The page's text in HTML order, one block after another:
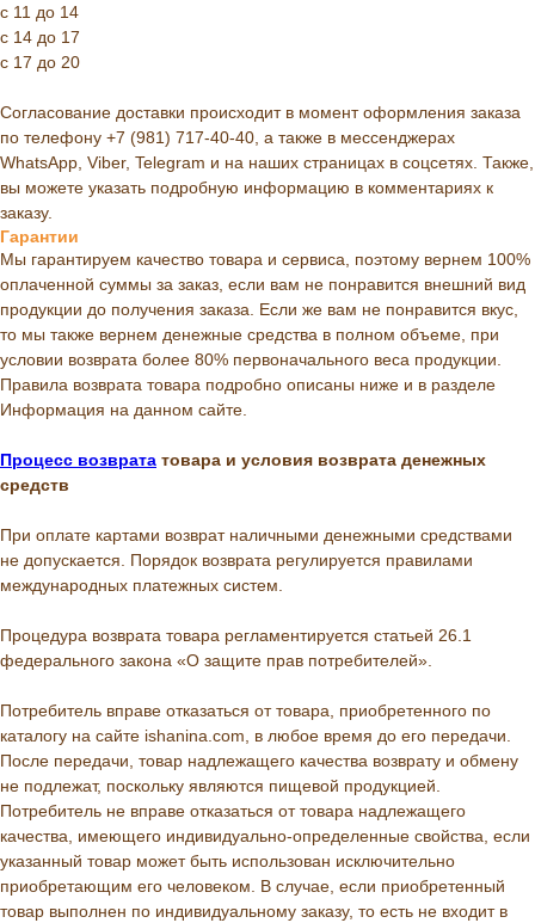
с 11 до 14
с 14 до 17
с 17 до 20
Согласование доставки происходит в момент оформления заказа
по телефону +7 (981) 717-40-40, а также в мессенджерах
WhatsApp, Viber, Telegram и на наших страницах в соцсетях. Также,
вы можете указать подробную информацию в комментариях к
заказу.
Гарантии
Мы гарантируем качество товара и сервиса, поэтому вернем 100%
оплаченной суммы за заказ, если вам не понравится внешний вид
продукции до получения заказа. Если же вам не понравится вкус,
то мы также вернем денежные средства в полном объеме, при
условии возврата более 80% первоначального веса продукции.
Правила возврата товара подробно описаны ниже и в разделе
Информация на данном сайте.
Процесс возврата товара и условия возврата денежных
средств
При оплате картами возврат наличными денежными средствами
не допускается. Порядок возврата регулируется правилами
международных платежных систем.
Процедура возврата товара регламентируется статьей 26.1
федерального закона «О защите прав потребителей».
Потребитель вправе отказаться от товара, приобретенного по
каталогу на сайте ishanina.com, в любое время до его передачи.
После передачи, товар надлежащего качества возврату и обмену
не подлежат, поскольку являются пищевой продукцией.
Потребитель не вправе отказаться от товара надлежащего
качества, имеющего индивидуально-определенные свойства, если
указанный товар может быть использован исключительно
приобретающим его человеком. В случае, если приобретенный
товар выполнен по индивидуальному заказу, то есть не входит в